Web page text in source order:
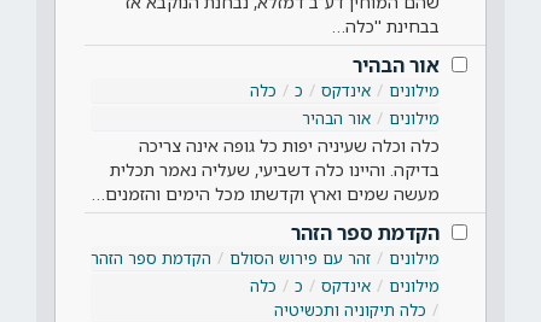
בבחינת ''כלה…
אור הבהיר
מילונים אינדקס כ
כלה
מילונים
אור הבהיר
כלה וכלה שעיניה יפות כל גופה אינה צריכה
בדיקה. והיינו כלה דשביעי, שעליה נאמר תכלית
מעשה שמים וארץ וקדשתו מכל הימים והזמנים…
הקדמת ספר הזהר
מילונים זהר עם פירוש הסולם
הקדמת ספר הזהר
מילונים
אינדקס כ
כלה
כלה תיקוניה ותכשיטיה